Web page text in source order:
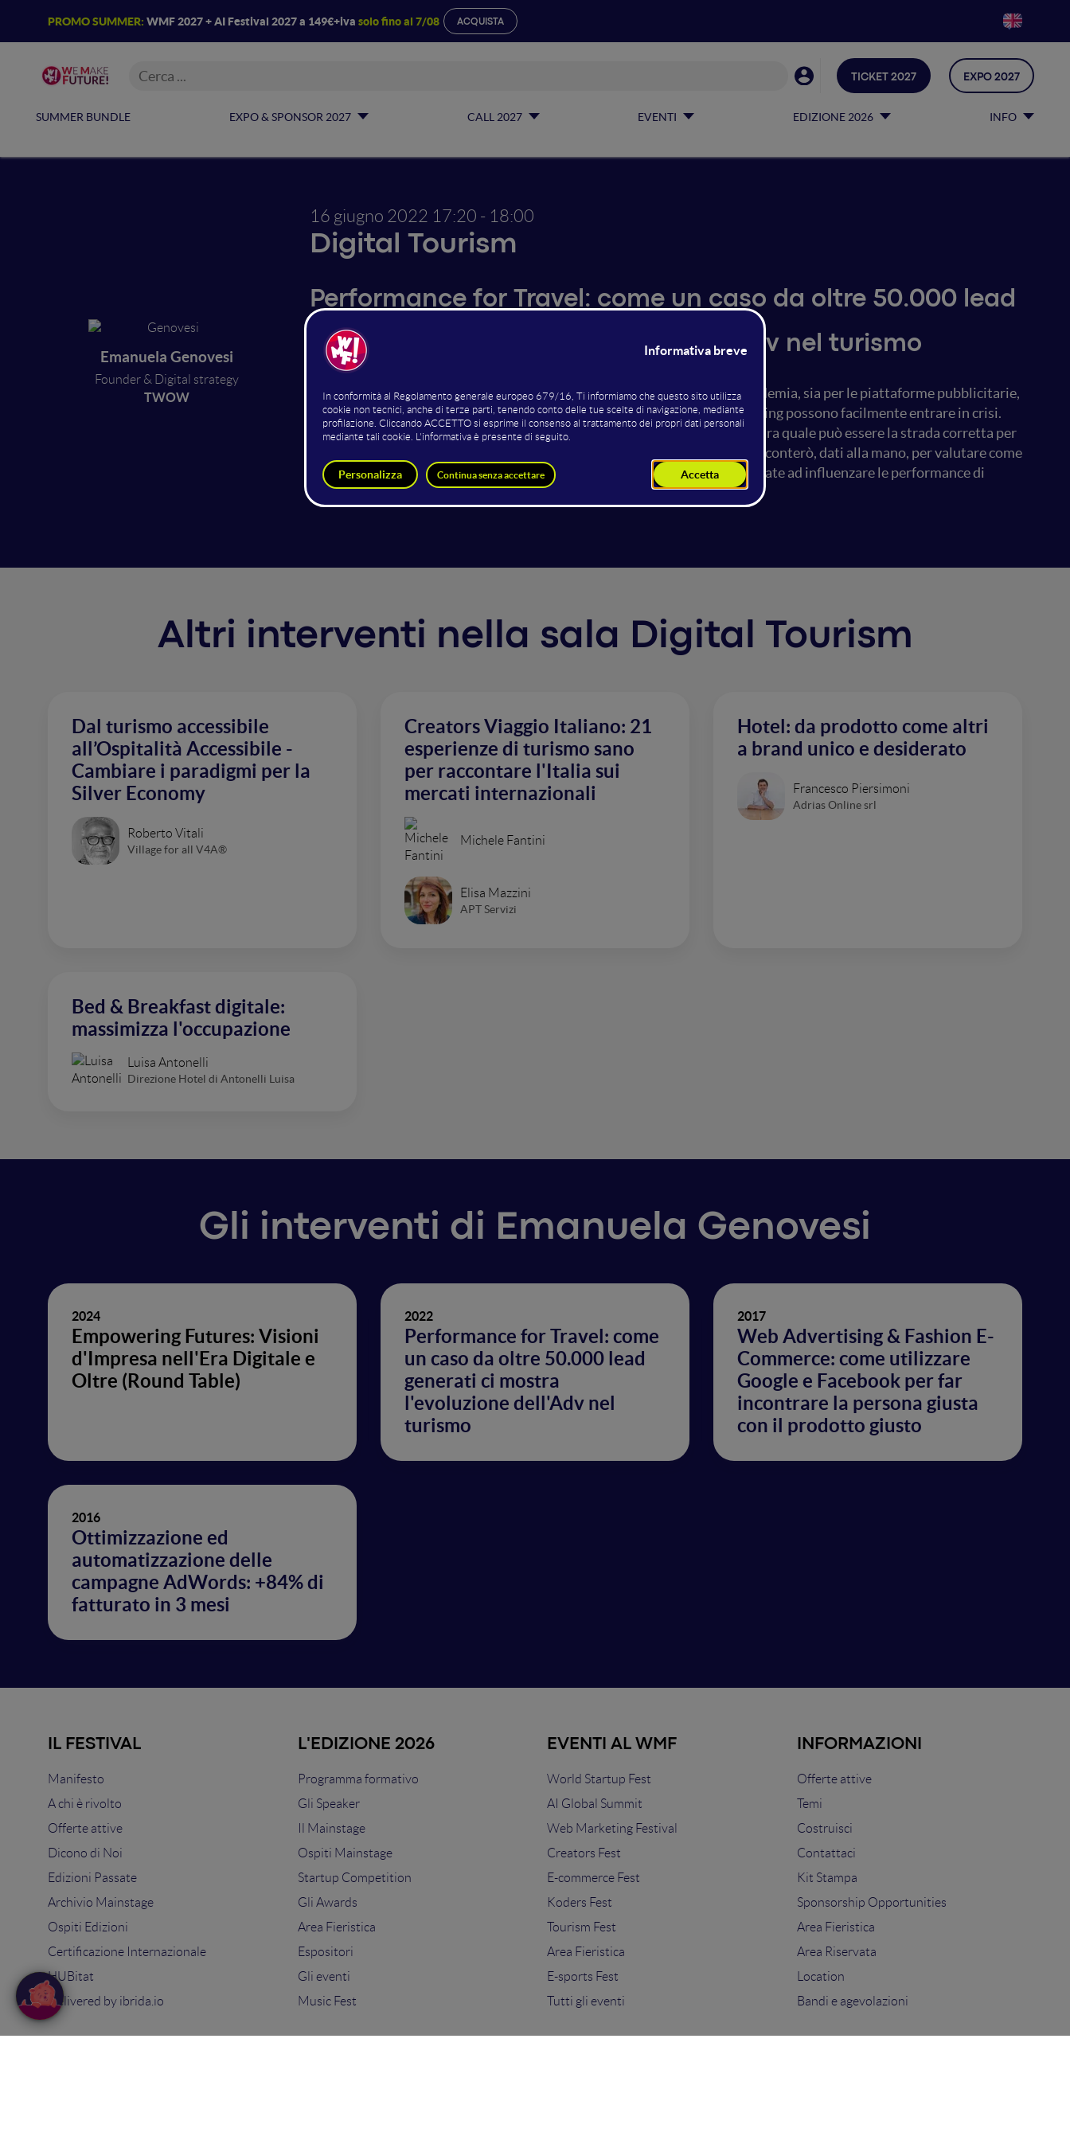
PROMO SUMMER: WMF 2027 + AI Festival 2027 a 149€+iva solo fino al 7/08 ACQUISTA
SUMMER BUNDLE EXPO & SPONSOR 2027 CALL 2027 EVENTI EDIZIONE 2026 INFO
TICKET 2027 EXPO 2027
Emanuela Genovesi
Founder & Digital strategy
TWOW
16 giugno 2022 17:20 - 18:00
Digital Tourism
Performance for Travel: come un caso da oltre 50.000 lead
generati ci mostra l'evoluzione dell'Adv nel turismo
In un periodo di grandi cambiamenti, sia per il turismo, a seguito della pandemia, sia per le piattaforme pubblicitarie,
a causa della rivoluzione dei cookie, le performance delle attività di marketing possono facilmente entrare in crisi.
L'esperienza maturata da TWOW in un progetto legato all'hospitality mostra quale può essere la strada corretta per
portare risultati in un panorama sempre più complesso e sfidante. Ve la racconterò, dati alla mano, per valutare come
i diversi canali, touchpoint e le peculiarità delle singole strutture siano andate ad influenzare le performance di
un'azione da 50.000 lead generati.
Altri interventi nella sala Digital Tourism
Dal turismo accessibile
all’Ospitalità Accessibile -
Cambiare i paradigmi per la
Silver Economy
Roberto Vitali
Village for all V4A®
Creators Viaggio Italiano: 21
esperienze di turismo sano
per raccontare l'Italia sui
mercati internazionali
Michele Fantini
Elisa Mazzini
APT Servizi
Hotel: da prodotto come altri
a brand unico e desiderato
Francesco Piersimoni
Adrias Online srl
Bed & Breakfast digitale:
massimizza l'occupazione
Luisa Antonelli
Direzione Hotel di Antonelli Luisa
Gli interventi di Emanuela Genovesi
2024
Empowering Futures: Visioni
d'Impresa nell'Era Digitale e
Oltre (Round Table)
2022
Performance for Travel: come
un caso da oltre 50.000 lead
generati ci mostra
l'evoluzione dell'Adv nel
turismo
2017
Web Advertising & Fashion E-
Commerce: come utilizzare
Google e Facebook per far
incontrare la persona giusta
con il prodotto giusto
2016
Ottimizzazione ed
automatizzazione delle
campagne AdWords: +84% di
fatturato in 3 mesi
IL FESTIVAL
Manifesto
A chi è rivolto
Offerte attive
Dicono di Noi
Edizioni Passate
Archivio Mainstage
Ospiti Edizioni
Certificazione Internazionale
HUBitat
Delivered by ibrida.io
L'EDIZIONE 2026
Programma formativo
Gli Speaker
Il Mainstage
Ospiti Mainstage
Startup Competition
Gli Awards
Area Fieristica
Espositori
Gli eventi
Music Fest
EVENTI AL WMF
World Startup Fest
AI Global Summit
Web Marketing Festival
Creators Fest
E-commerce Fest
Koders Fest
Tourism Fest
Area Fieristica
E-sports Fest
Tutti gli eventi
INFORMAZIONI
Offerte attive
Temi
Costruisci
Contattaci
Kit Stampa
Sponsorship Opportunities
Area Fieristica
Area Riservata
Location
Bandi e agevolazioni